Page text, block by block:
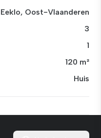
Eeklo, Oost-Vlaanderen
3
1
120 m²
Huis